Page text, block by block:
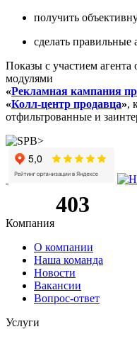
получить
сделать правильные
Показы с участием агента
модулями
«Рекламная кампания
«Колл-центр продавца»,
отфильтрованные и
Компания
О компании
Наша команда
Новости
Вакансии
Вопрос-ответ
Услуги